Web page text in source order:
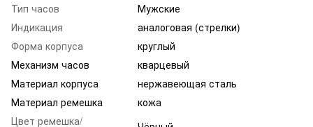
Тип часов
Мужские
Индикация
аналоговая (стрелки)
Форма корпуса
круглый
Механизм часов
кварцевый
Материал корпуса
нержавеющая сталь
Материал ремешка
кожа
Цвет ремешка/